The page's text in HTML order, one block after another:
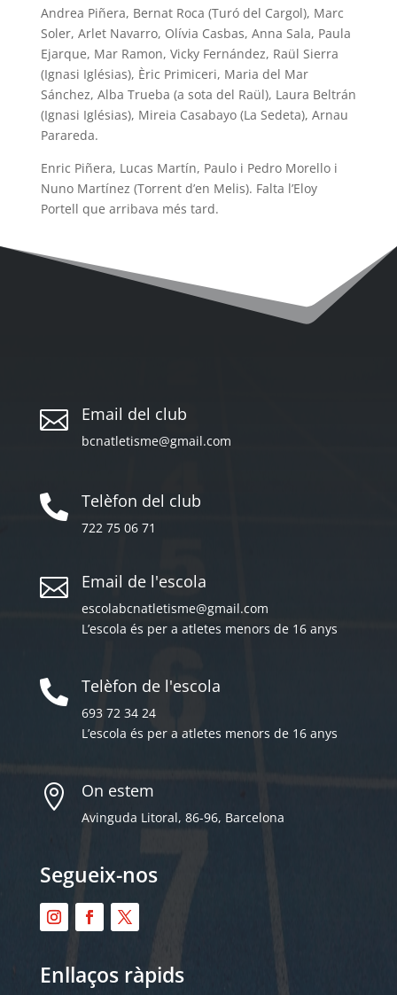
Andrea Piñera, Bernat Roca (Turó del Cargol), Marc
Soler, Arlet Navarro, Olívia Casbas, Anna Sala, Paula
Ejarque, Mar Ramon, Vicky Fernández, Raül Sierra
(Ignasi Iglésias), Èric Primiceri, Maria del Mar
Sánchez, Alba Trueba (a sota del Raül), Laura Beltrán
(Ignasi Iglésias), Mireia Casabayo (La Sedeta), Arnau
Parareda.
Enric Piñera, Lucas Martín, Paulo i Pedro Morello i
Nuno Martínez (Torrent d’en Melis). Falta l’Eloy
Portell que arribava més tard.
 Email del club
bcnatletisme@gmail.com
 Telèfon del club
722 75 06 71
 Email de l'escola
escolabcnatletisme@gmail.com
L’escola és per a atletes menors de 16 anys
 Telèfon de l'escola
693 72 34 24
L’escola és per a atletes menors de 16 anys
 On estem
Avinguda Litoral, 86-96, Barcelona
Segueix-nos
Enllaços ràpids